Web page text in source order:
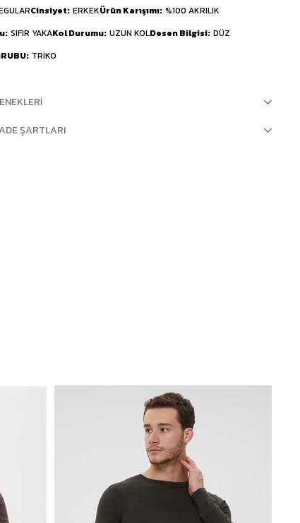
Cinsiyet ERKEKÜrün Karışımı %100 AKRILIK
SIFIR YAKAKol Durumu UZUN KOLDesen Bilgisi DÜZ
TRİKO
ŞARTLARI